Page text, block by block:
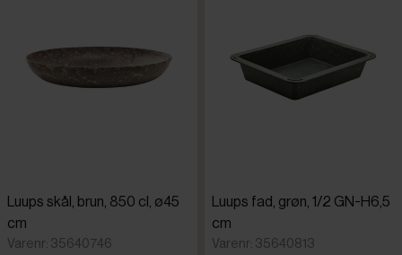
Figgjo
Luups skål, brun, 850 cl, ø45
cm
Varenr: 35640746
Luups fad, grøn, 1/2 GN-H6,5
cm
Varenr: 35640813